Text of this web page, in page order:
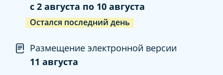
c 2 августа по 10 августа
Остался последний день
Размещение электронной версии
11 августа